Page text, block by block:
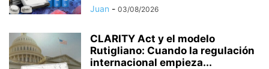
Juan - 03/08/2026
CLARITY Act y el modelo
Rutigliano: Cuando la regulación
internacional empieza...